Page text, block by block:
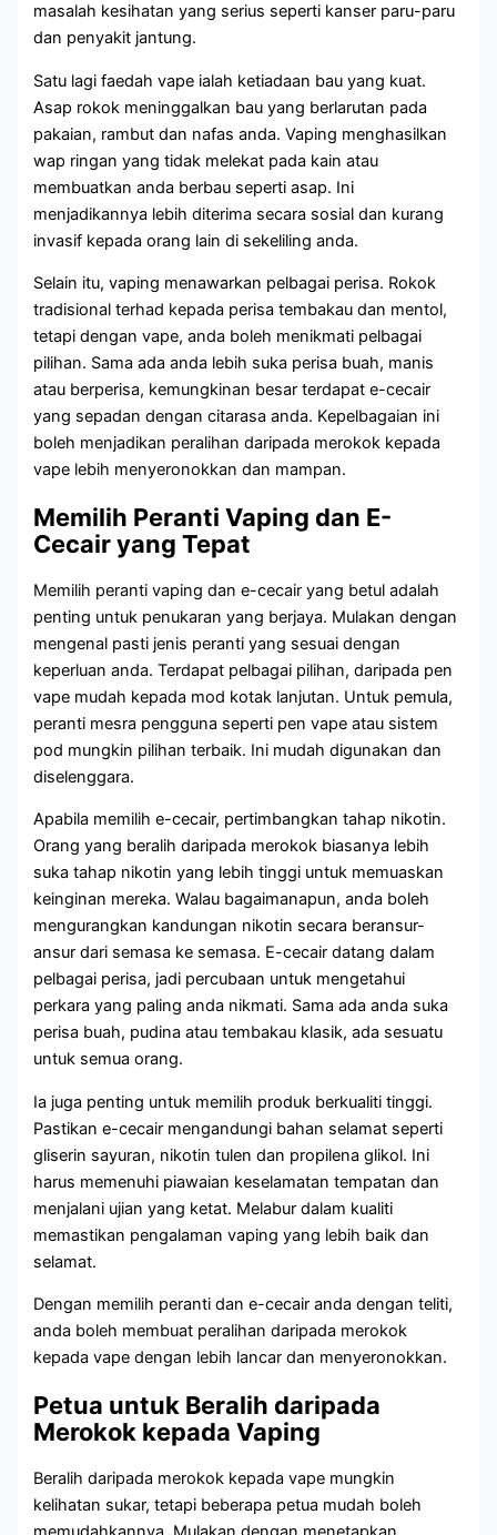
masalah kesihatan yang serius seperti kanser paru-paru
dan penyakit jantung.
Satu lagi faedah vape ialah ketiadaan bau yang kuat.
Asap rokok meninggalkan bau yang berlarutan pada
pakaian, rambut dan nafas anda. Vaping menghasilkan
wap ringan yang tidak melekat pada kain atau
membuatkan anda berbau seperti asap. Ini
menjadikannya lebih diterima secara sosial dan kurang
invasif kepada orang lain di sekeliling anda.
Selain itu, vaping menawarkan pelbagai perisa. Rokok
tradisional terhad kepada perisa tembakau dan mentol,
tetapi dengan vape, anda boleh menikmati pelbagai
pilihan. Sama ada anda lebih suka perisa buah, manis
atau berperisa, kemungkinan besar terdapat e-cecair
yang sepadan dengan citarasa anda. Kepelbagaian ini
boleh menjadikan peralihan daripada merokok kepada
vape lebih menyeronokkan dan mampan.
Memilih Peranti Vaping dan E-
Cecair yang Tepat
Memilih peranti vaping dan e-cecair yang betul adalah
penting untuk penukaran yang berjaya. Mulakan dengan
mengenal pasti jenis peranti yang sesuai dengan
keperluan anda. Terdapat pelbagai pilihan, daripada pen
vape mudah kepada mod kotak lanjutan. Untuk pemula,
peranti mesra pengguna seperti pen vape atau sistem
pod mungkin pilihan terbaik. Ini mudah digunakan dan
diselenggara.
Apabila memilih e-cecair, pertimbangkan tahap nikotin.
Orang yang beralih daripada merokok biasanya lebih
suka tahap nikotin yang lebih tinggi untuk memuaskan
keinginan mereka. Walau bagaimanapun, anda boleh
mengurangkan kandungan nikotin secara beransur-
ansur dari semasa ke semasa. E-cecair datang dalam
pelbagai perisa, jadi percubaan untuk mengetahui
perkara yang paling anda nikmati. Sama ada anda suka
perisa buah, pudina atau tembakau klasik, ada sesuatu
untuk semua orang.
Ia juga penting untuk memilih produk berkualiti tinggi.
Pastikan e-cecair mengandungi bahan selamat seperti
gliserin sayuran, nikotin tulen dan propilena glikol. Ini
harus memenuhi piawaian keselamatan tempatan dan
menjalani ujian yang ketat. Melabur dalam kualiti
memastikan pengalaman vaping yang lebih baik dan
selamat.
Dengan memilih peranti dan e-cecair anda dengan teliti,
anda boleh membuat peralihan daripada merokok
kepada vape dengan lebih lancar dan menyeronokkan.
Petua untuk Beralih daripada
Merokok kepada Vaping
Beralih daripada merokok kepada vape mungkin
kelihatan sukar, tetapi beberapa petua mudah boleh